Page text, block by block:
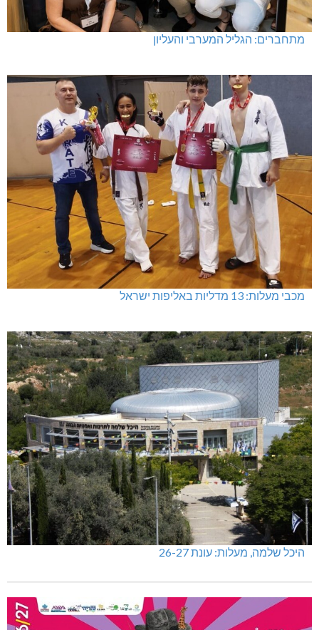
מתחברים: הגליל המערבי והעליון
מכבי מעלות: 13 מדליות באליפות ישראל
היכל שלמה, מעלות: עונת 26-27